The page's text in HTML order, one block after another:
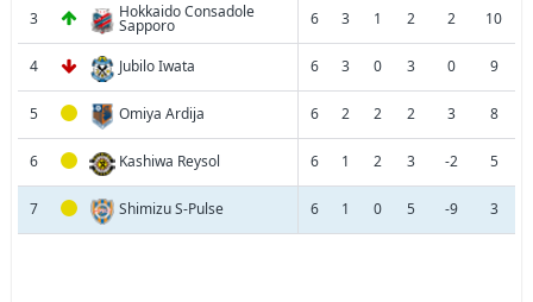
3 Hokkaido Consadole
Sapporo 6 3 1 2 2 10
4 Jubilo Iwata 6 3 0 3 0 9
5 Omiya Ardija 6 2 2 2 3 8
6 Kashiwa Reysol 6 1 2 3 -2 5
7 Shimizu S-Pulse 6 1 0 5 -9 3